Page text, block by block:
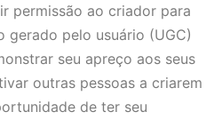
permissão ao criador para
pelo usuário (UGC)
seu apreço aos seus
outras pessoas a criarem
de ter seu